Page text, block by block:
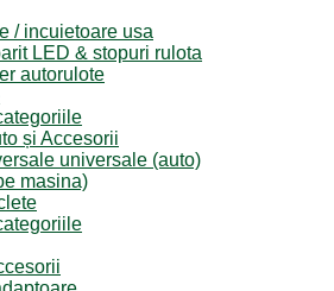
/ incuietoare usa
LED & stopuri rulota
autorulote
și Accesorii
universale (auto)
masina)